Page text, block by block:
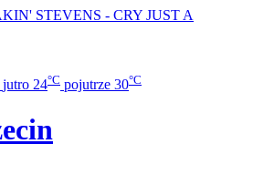
STEVENS - CRY JUST A
jutro 24°C pojutrze 30°C